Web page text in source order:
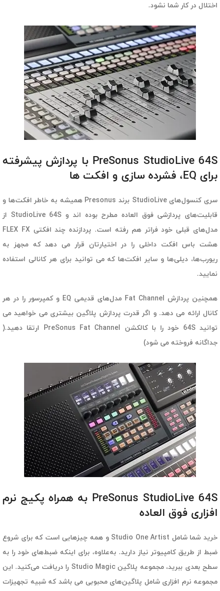
اختلال در کار شما نشود.
PreSonus StudioLive 64S با پردازش پیشرفته
برای EQ، فشرده سازی و افکت ها
سری کنسول‌های StudioLive برند Presonus همیشه به خاطر افکت‌ها و
قابلیت‌های پردازشی فوق العاده مطرح بوده اند و StudioLive 64S از
مدل‌های قبلی خود فراتر هم رفته است. پردازنده چند افکتی FLEX FX
هشت باس افکت داخلی را در اختیارتان قرار می دهد که مجهز به
ریورب‌ها، دیلی‌ها و سایر افکت‌ها که می توانید برای هر کانالی استفاده
نمایید.
همچنین پردازش Fat Channel مدل‌های قدیمی EQ و کمپرسور را در هر
کانال ارائه می دهد. و اگر قدرت پردازش پلاگین بیشتری می خواهید می
توانید 64S خود را با کالکشن PreSonus Fat Channel ارتقا دهید.(
جداگانه فروخته می شود)
PreSonus StudioLive 64S به همراه پکیج نرم
افزاری فوق العاده
خرید شما شامل Studio One Artist و همه چیزهایی است که برای شروع
ضبط از طریق کامپیوتر نیاز دارید. به‌علاوه، برای اینکه ضبط‌های خود را به
سطح بعدی ببرید، مجموعه پلاگین Studio Magic را دریافت می‌کنید. این
مجموعه نرم افزاری شامل پلاگین‌های محبوبی می باشد که شبیه تجهیزات